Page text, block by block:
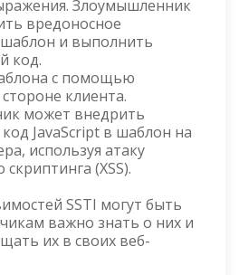
Злоумышленник
вредоносное
и выполнить
код.
с помощью
клиента.
может внедрить
JavaScript в шаблон на
используя атаку
(XSS).
SSTI могут быть
важно знать о них и
их в своих веб-